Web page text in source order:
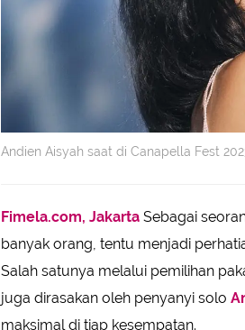
Andien Aisyah saat di Canapella Fest
Fimela.com, Jakarta Sebagai
banyak orang, tentu menjadi
Salah satunya melalui pemilihan
juga dirasakan oleh penyanyi solo
maksimal di tiap kesempatan.